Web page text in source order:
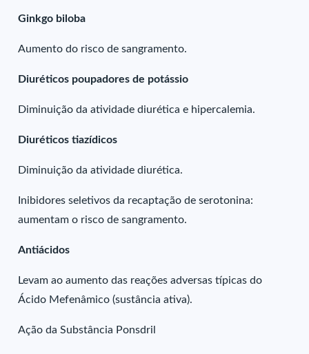
Ginkgo biloba
Aumento do risco de sangramento.
Diuréticos poupadores de potássio
Diminuição da atividade diurética e hipercalemia.
Diuréticos tiazídicos
Diminuição da atividade diurética.
Inibidores seletivos da recaptação de serotonina:
aumentam o risco de sangramento.
Antiácidos
Levam ao aumento das reações adversas típicas do
Ácido Mefenâmico (sustância ativa).
Ação da Substância Ponsdril